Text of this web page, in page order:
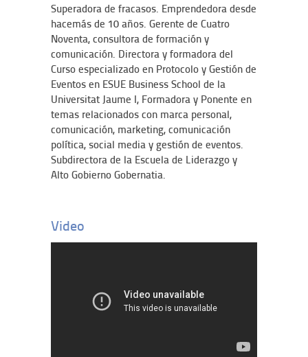
Superadora de fracasos. Emprendedora desde
hacemás de 10 años. Gerente de Cuatro
Noventa, consultora de formación y
comunicación. Directora y formadora del
Curso especializado en Protocolo y Gestión de
Eventos en ESUE Business School de la
Universitat Jaume I, Formadora y Ponente en
temas relacionados con marca personal,
comunicación, marketing, comunicación
política, social media y gestión de eventos.
Subdirectora de la Escuela de Liderazgo y
Alto Gobierno Gobernatia.
Video